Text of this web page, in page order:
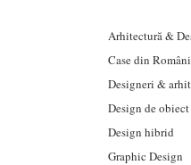
Arhitectură &
Case din
Designeri &
Design de obiect
Design hibrid
Graphic Design